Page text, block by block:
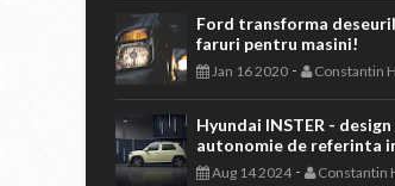
Ford transforma
faruri pentru masini!
Jan 16 2020 - Constantin
Hyundai INSTER -
autonomie de referinta
Aug 14 2024- Constantin